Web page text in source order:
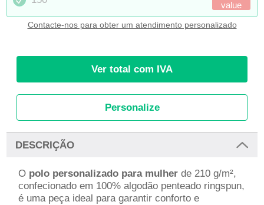
value
Contacte-nos para obter um atendimento personalizado
Ver total com IVA
Personalize
DESCRIÇÃO
O polo personalizado para mulher de 210 g/m²,
confecionado em 100% algodão penteado ringspun,
é uma peça ideal para garantir conforto e